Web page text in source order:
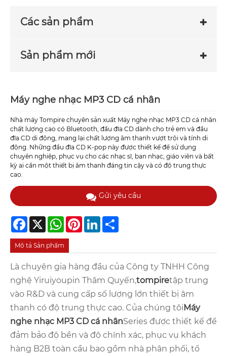
Các sản phẩm
Sản phẩm mới
Máy nghe nhạc MP3 CD cá nhân
Nhà máy Tompire chuyên sản xuất Máy nghe nhạc MP3 CD cá nhân
chất lượng cao có Bluetooth, đầu đĩa CD dành cho trẻ em và đầu
đĩa CD di động, mang lại chất lượng âm thanh vượt trội và tính di
động. Những đầu đĩa CD K-pop này được thiết kế để sử dụng
chuyên nghiệp, phục vụ cho các nhạc sĩ, ban nhạc, giáo viên và bất
kỳ ai cần một thiết bị âm thanh đáng tin cậy và có độ trung thực
cao.
Gửi yêu cầu
Facebook
X WhatsAppPinterestLinkedIn
Mô tả Sản phẩm
Là chuyên gia hàng đầu của Công ty TNHH Công
nghệ Yiruiyoupin Thâm Quyến,tompiretập trung
vào R&D và cung cấp số lượng lớn thiết bị âm
thanh có độ trung thực cao. Của chúng tôiMáy
nghe nhạc MP3 CD cá nhânSeries được thiết kế để
đảm bảo độ bền và độ chính xác, phục vụ khách
hàng B2B toàn cầu bao gồm nhà phân phối, tổ